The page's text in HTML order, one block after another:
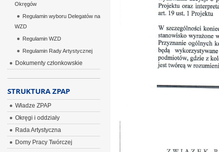
Okręgów
Regulamin wyboru Delegatów na
WZD
Regulamin WZD
Regulamin Rady Artystycznej
Dokumenty członkowskie
STRUKTURA ZPAP
Władze ZPAP
Okręgi i oddziały
Rada Artystyczna
Domy Pracy Twórczej